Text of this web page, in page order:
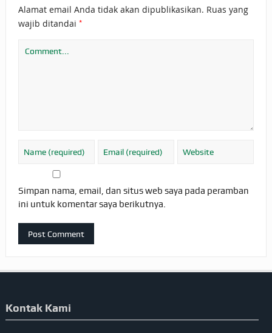
Alamat email Anda tidak akan dipublikasikan. Ruas yang
wajib ditandai *
Simpan nama, email, dan situs web saya pada peramban
ini untuk komentar saya berikutnya.
Kontak Kami